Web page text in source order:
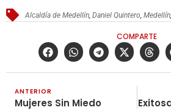
Alcaldía de Medellín ,Daniel Quintero ,Medellín
COMPARTE
ANTERIOR
Mujeres Sin Miedo